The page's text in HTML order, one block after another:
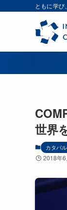
ともに学び
世界
カタパ
2018年6